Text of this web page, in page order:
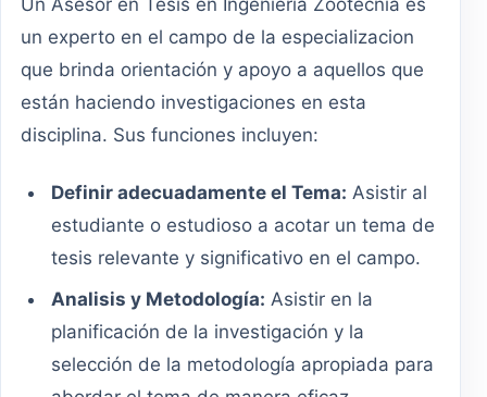
Un Asesor en Tesis en Ingeniería Zootecnia es
un experto en el campo de la especializacion
que brinda orientación y apoyo a aquellos que
están haciendo investigaciones en esta
disciplina. Sus funciones incluyen:
Definir adecuadamente el Tema: Asistir al
estudiante o estudioso a acotar un tema de
tesis relevante y significativo en el campo.
Analisis y Metodología: Asistir en la
planificación de la investigación y la
selección de la metodología apropiada para